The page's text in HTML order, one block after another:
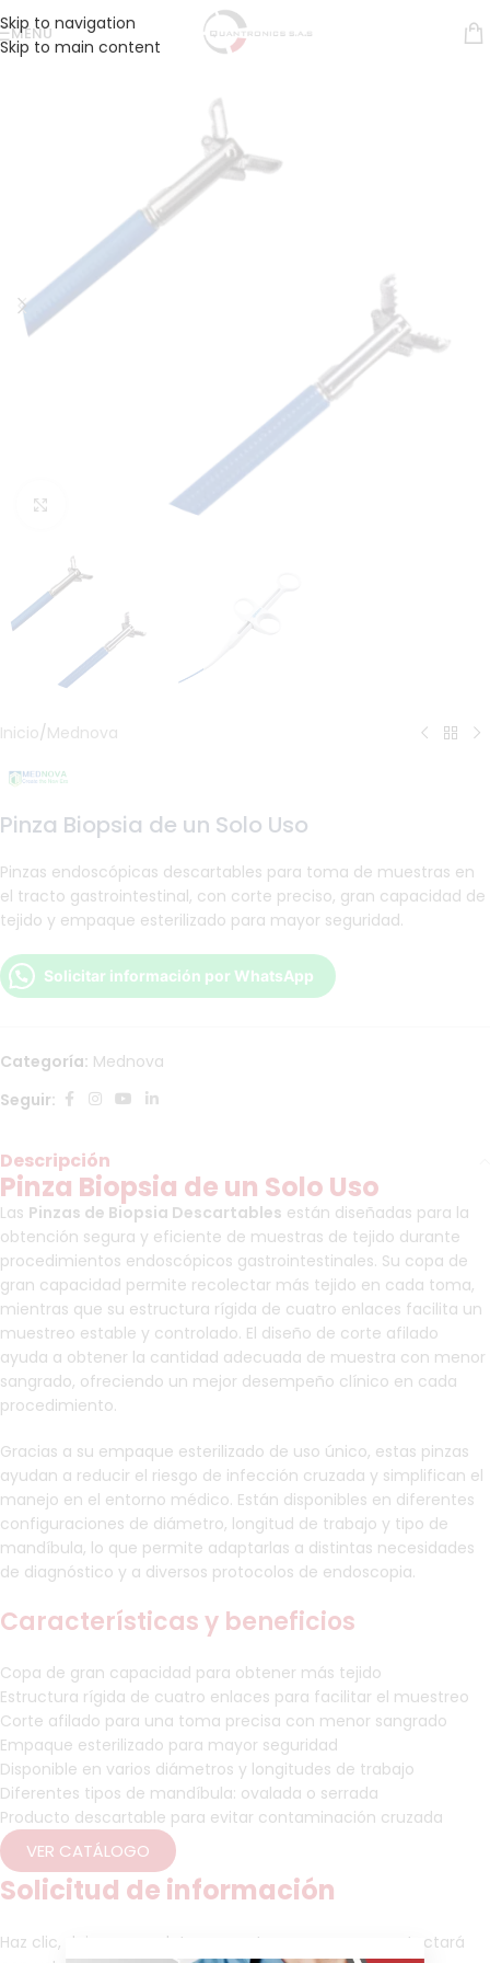
Skip to navigation
Skip to main content
MENÚ
Haga Click para agrandar
Inicio/Mednova
Pinza Biopsia de un Solo Uso
Pinzas endoscópicas descartables para toma de muestras en
el tracto gastrointestinal, con corte preciso, gran capacidad de
tejido y empaque esterilizado para mayor seguridad.
Solicitar información por WhatsApp
Categoría: Mednova
Seguir:
Descripción
Pinza Biopsia de un Solo Uso
Las Pinzas de Biopsia Descartables están diseñadas para la
obtención segura y eficiente de muestras de tejido durante
procedimientos endoscópicos gastrointestinales. Su copa de
gran capacidad permite recolectar más tejido en cada toma,
mientras que su estructura rígida de cuatro enlaces facilita un
muestreo estable y controlado. El diseño de corte afilado
ayuda a obtener la cantidad adecuada de muestra con menor
sangrado, ofreciendo un mejor desempeño clínico en cada
procedimiento.
Gracias a su empaque esterilizado de uso único, estas pinzas
ayudan a reducir el riesgo de infección cruzada y simplifican el
manejo en el entorno médico. Están disponibles en diferentes
configuraciones de diámetro, longitud de trabajo y tipo de
mandíbula, lo que permite adaptarlas a distintas necesidades
de diagnóstico y a diversos protocolos de endoscopia.
Características y beneficios
Copa de gran capacidad para obtener más tejido
Estructura rígida de cuatro enlaces para facilitar el muestreo
Corte afilado para una toma precisa con menor sangrado
Empaque esterilizado para mayor seguridad
Disponible en varios diámetros y longitudes de trabajo
Diferentes tipos de mandíbula: ovalada o serrada
Producto descartable para evitar contaminación cruzada
VER CATÁLOGO
Solicitud de información
Haz clic, dejenos sus datos y pronto un asesor se contactará